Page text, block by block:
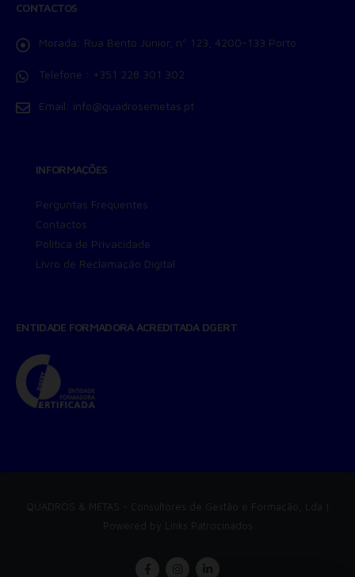
CONTACTOS
Morada: Rua Bento Júnior, nº 123, 4200-133 Porto
Telefone : +351 228 301 302
Email: info@quadrosemetas.pt
INFORMAÇÕES
Perguntas Frequentes
Contactos
Política de Privacidade
Livro de Reclamação Digital
ENTIDADE FORMADORA ACREDITADA DGERT
QUADROS & METAS - Consultores de Gestão e Formação, Lda |
Powered by Links Patrocinados
Para rejeitar os cookies, desmarque as caixas de